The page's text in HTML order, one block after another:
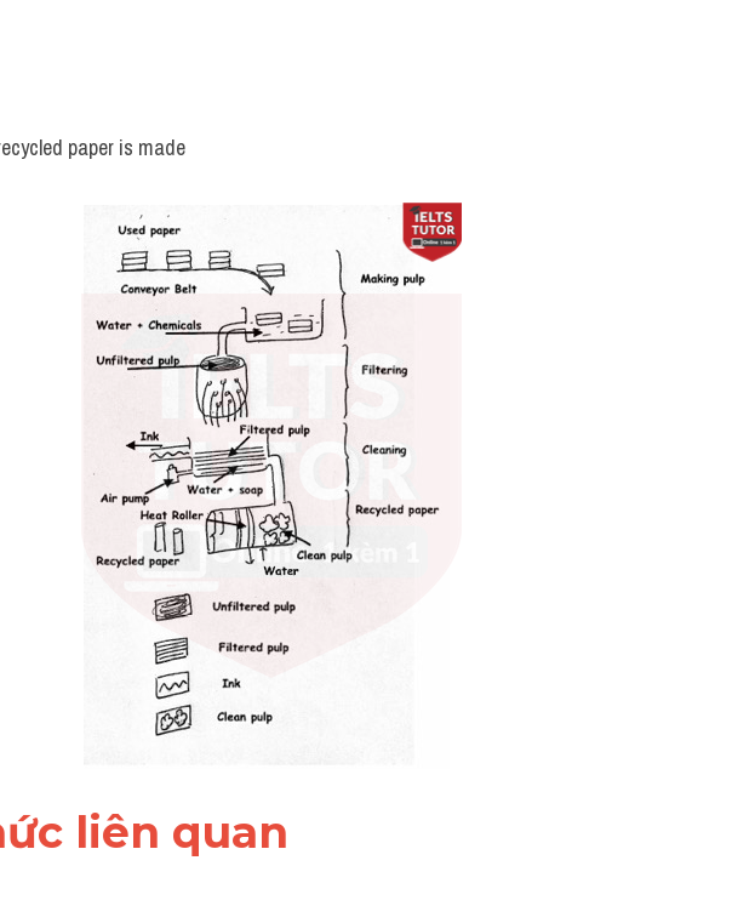
paper is made
liên quan